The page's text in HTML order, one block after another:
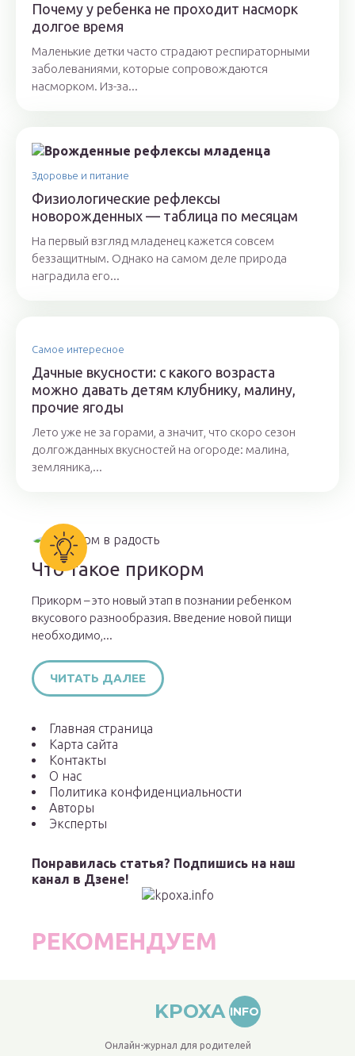
Почему у ребенка не проходит насморк
долгое время
Маленькие детки часто страдают респираторными
заболеваниями, которые сопровождаются
насморком. Из-за...
Здоровье и питание
Физиологические рефлексы
новорожденных — таблица по месяцам
На первый взгляд младенец кажется совсем
беззащитным. Однако на самом деле природа
наградила его...
Самое интересное
Дачные вкусности: с какого возраста
можно давать детям клубнику, малину,
прочие ягоды
Лето уже не за горами, а значит, что скоро сезон
долгожданных вкусностей на огороде: малина,
земляника,...
Что такое прикорм
Прикорм – это новый этап в познании ребенком
вкусового разнообразия. Введение новой пищи
необходимо,...
ЧИТАТЬ ДАЛЕЕ
Главная страница
Карта сайта
Контакты
О нас
Политика конфиденциальности
Авторы
Эксперты
Понравилась статья? Подпишись на наш
канал в Дзене!
РЕКОМЕНДУЕМ
KPOXA INFO
Онлайн-журнал для родителей